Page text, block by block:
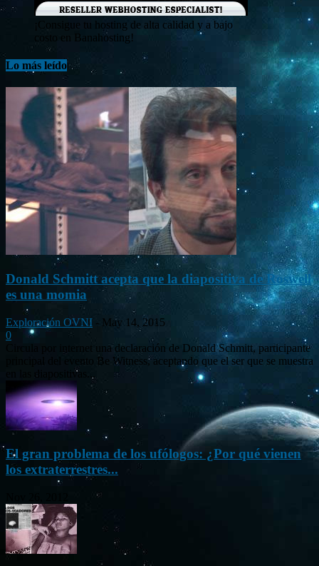
¡Consigue tu hosting de alta calidad y a bajo
costo en Banahosting!
Lo más leído
Donald Schmitt acepta que la diapositiva de Roswell
es una momia
Exploración OVNI - May 14, 2015
0
Circula por internet una declaración de Donald Schmitt, participante
principal del evento Be Witness, aceptando que el ser que se muestra
en las diapositivas...
El gran problema de los ufólogos: ¿Por qué vienen
los extraterrestres...